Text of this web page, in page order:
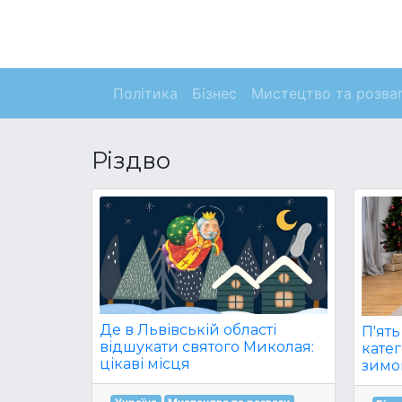
Політика Бізнес Мистецтво та
Різдво
Де в Львівській області
відшукати святого Миколая:
цікаві місця